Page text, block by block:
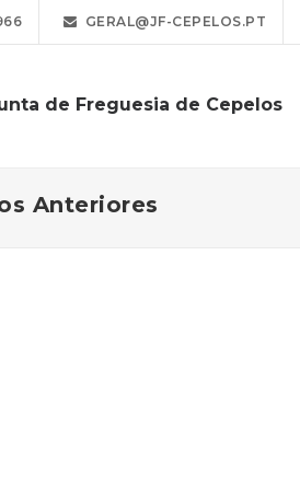
GERAL@JF-CEPELOS.PT
de Freguesia de Cepelos
Anteriores